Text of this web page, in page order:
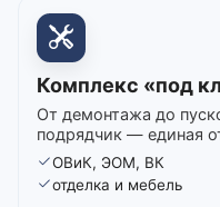
Комплекс «под
От демонтажа до
подрядчик — единая
ОВиК, ЭОМ, ВК
отделка и мебель